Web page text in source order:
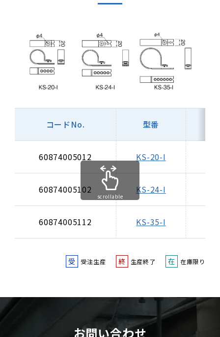
コードNo. 型番
60874005012 KS-20-I
60874005102 KS-24-I
60874005112 KS-35-I
scrollable
受 受注生産 終 生産終了 在 在庫限り
お問い合わせ